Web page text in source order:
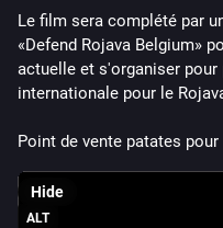
Le film sera complété par
«Defend Rojava Belgium»
actuelle et s'organiser pour
internationale pour le
Point de vente patates pour
ALT
Hide